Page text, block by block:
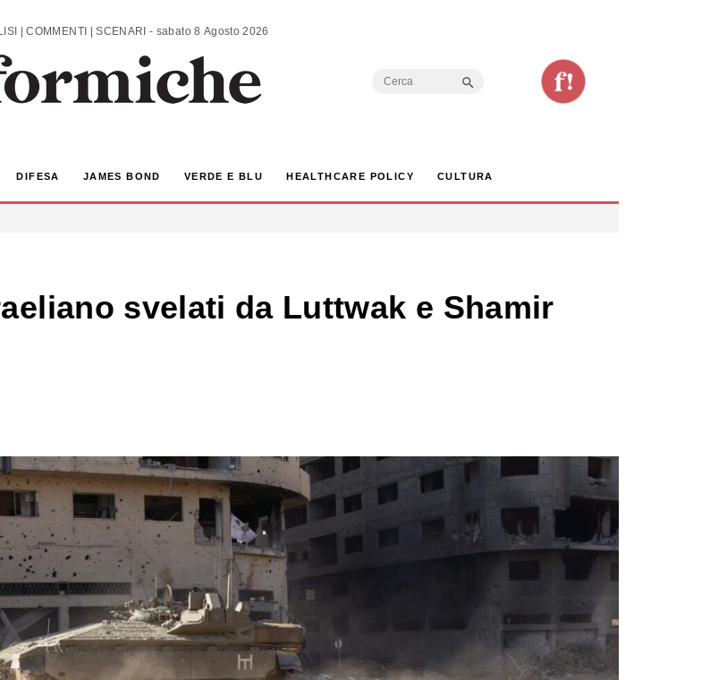
ANALISI | COMMENTI | SCENARI - sabato 8 Agosto 2026
Search
DIFESA JAMES BOND VERDE E BLU HEALTHCARE POLICY CULTURA
svelati da Luttwak e Shamir